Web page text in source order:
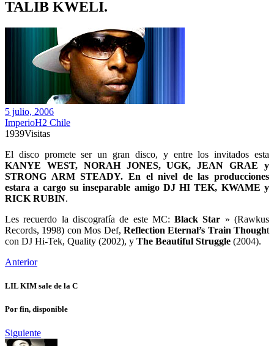
TALIB KWELI.
5 julio, 2006
ImperioH2 Chile
1939Visitas
El disco promete ser un gran disco, y entre los invitados esta
KANYE WEST, NORAH JONES, UGK, JEAN GRAE y
STRONG ARM STEADY. En el nivel de las producciones
estara a cargo su inseparable amigo DJ HI TEK, KWAME y
RICK RUBIN.
Les recuerdo la discografía de este MC: Black Star » (Rawkus
Records, 1998) con Mos Def, Reflection Eternal’s Train Thought
con DJ Hi-Tek, Quality (2002), y The Beautiful Struggle (2004).
Anterior
LIL KIM sale de la C
Por fin, disponible
Siguiente